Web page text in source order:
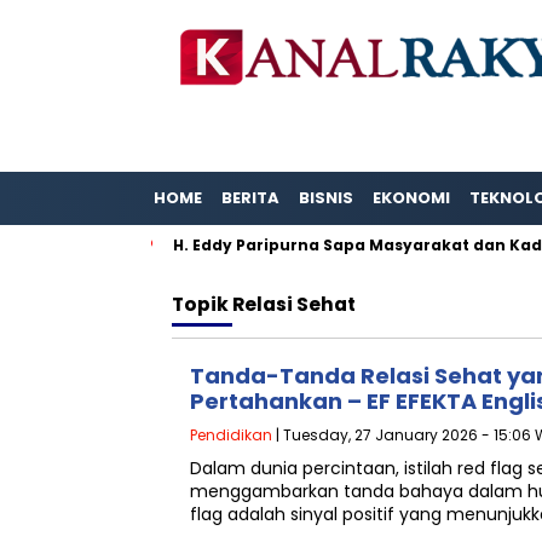
HOME BERITA BISNIS EKONOMI
H. Eddy Paripurna Sapa Masyarakat dan
TopikRelasi Sehat
Tanda-Tanda Relasi Sehat
Pertahankan – EF EFEKTA
Pendidikan | Tuesday, 27 January 2026 - 15:06
Dalam dunia percintaan, istilah red flag
menggambarkan tanda bahaya dalam
flag adalah sinyal positif yang